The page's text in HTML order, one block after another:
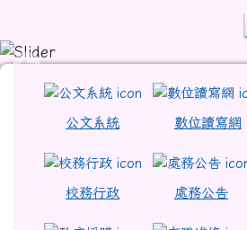
公文系統 數位讀寫網
校務行政 處務公告
頁尾區域